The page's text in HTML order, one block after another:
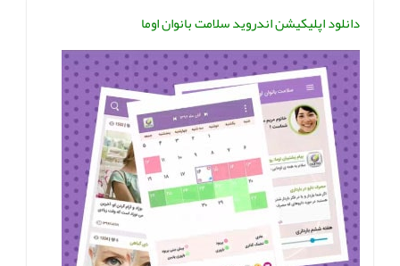
دانلود اپلیکیشن اندروید سلامت بانوان اوما